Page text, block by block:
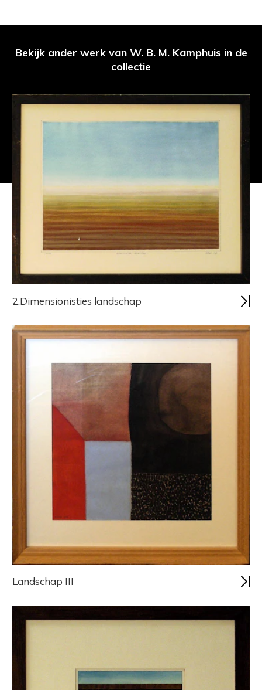
Bekijk ander werk van W. B. M. Kamphuis in de
collectie
2.Dimensionisties landschap
Landschap III